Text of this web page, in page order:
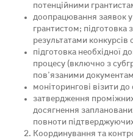
потенційними
доопрацювання заявок
грантистом; підготовка
результатами конкурсів
підготовка необхідної
процесу (включно з
пов’язаними
моніторингові візити
затвердження проміжних
досягнення
повноти
Координування та